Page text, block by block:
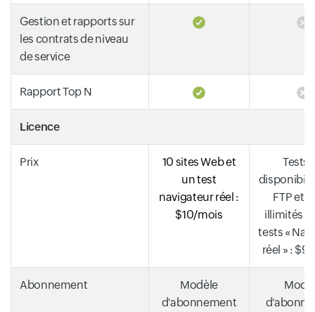
Gestion et rapports sur
les contrats de niveau
de service
Rapport Top N
Licence
Prix
10 sites Web et
un test
navigateur réel :
$10/mois
Tests
FTP et
illimités
tests «
réel » :
Abonnement
Modèle
d'abonnement